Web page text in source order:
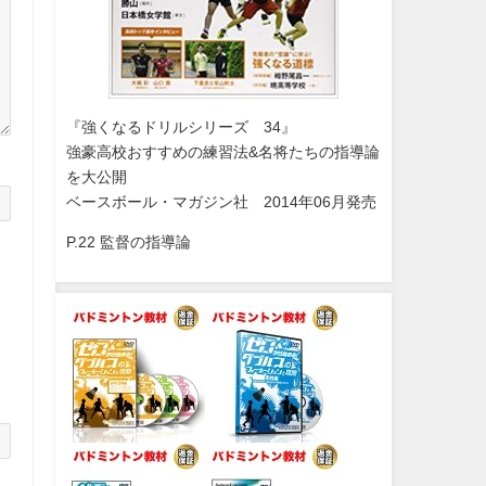
『強くなるドリルシリーズ 34』
強豪高校おすすめの練習法&名将たちの指導論
を大公開
ベースボール・マガジン社 2014年06月発売
P.22 監督の指導論